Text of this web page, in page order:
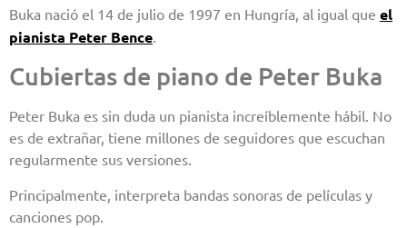
Buka nació el 14 de julio de 1997 en Hungría, al igual que el
pianista Peter Bence.
Cubiertas de piano de Peter Buka
Peter Buka es sin duda un pianista increíblemente hábil. No
es de extrañar, tiene millones de seguidores que escuchan
regularmente sus versiones.
Principalmente, interpreta bandas sonoras de películas y
canciones pop.